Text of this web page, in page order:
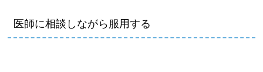
医師に相談しながら服用する